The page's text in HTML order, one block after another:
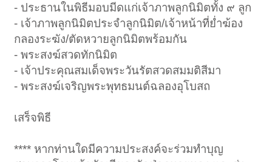
- ประธานในพิธีมอบมีดแก่เจ้าภาพลูกนิมิตทั้ง ๙ ลูก
- เจ้าภาพลูกนิมิตประจำลูกนิมิต/เจ้าหน้าที่ย่ำฆ้อง
กลองระฆัง/ตัดหวายลูกนิมิตพร้อมกัน
- พระสงฆ์สวดทักนิมิต
- เจ้าประคุณสมเด็จพระวันรัตสวดสมมติสีมา
- พระสงฆ์เจริญพระพุทธมนต์ฉลองอุโบสถ
เสร็จพิธี
**** หากท่านใดมีความประสงค์จะร่วมทำบุญ